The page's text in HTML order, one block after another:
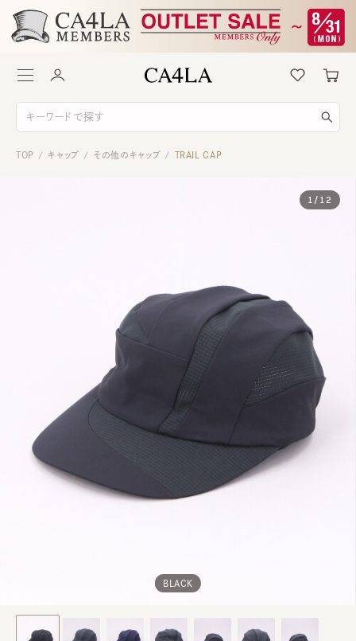
TOP / キャップ / その他のキャップ / TRAIL CAP
BLACK
1 / 12